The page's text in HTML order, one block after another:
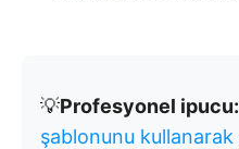
💡Profesyonel ipucu:
şablonunu kullanarak